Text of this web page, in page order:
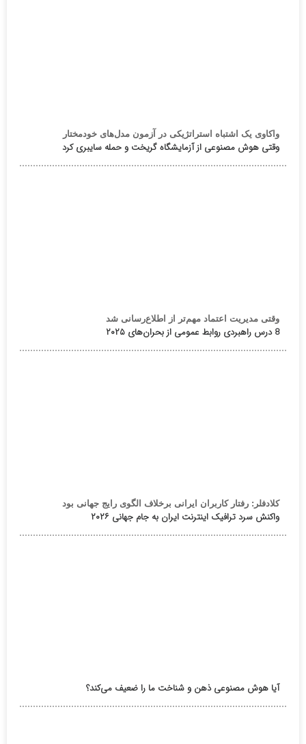
واکاوی یک اشتباه استراتژیکی در آزمون مدل‌های خودمختار
وقتی هوش مصنوعی از آزمایشگاه گریخت و حمله سایبری کرد
وقتی مدیریت اعتماد مهم‌تر از اطلاع‌رسانی شد
8 درس راهبردی روابط عمومی از بحران‌های ۲۰۲۵
کلادفلر: رفتار کاربران ایرانی برخلاف الگوی رایج جهانی بود
واکنش سرد ترافیک اینترنت ایران به جام جهانی ۲۰۲۶
آیا هوش مصنوعی ذهن و شناخت ما را ضعیف می‌کند؟